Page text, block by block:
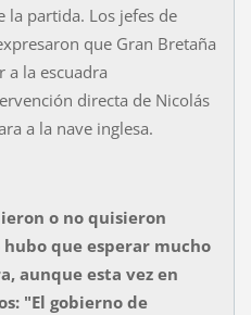
la partida. Los jefes de
que Gran Bretaña
a la escuadra
directa de Nicolás
a la nave inglesa.
o no quisieron
que esperar mucho
aunque esta vez en
"El gobierno de